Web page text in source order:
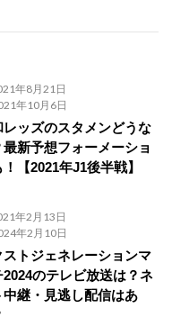
年8月21日
年10月6日
レッズのスタメンどうな
最新予想フォーメーショ
！【2021年J1後半戦】
年2月13日
年2月10日
ストジェネレーションマ
2024のテレビ放送は？ネ
中継・見逃し配信はあ